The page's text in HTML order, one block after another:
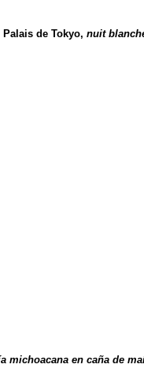
de Tokyo, nuit
michoacana en caña de